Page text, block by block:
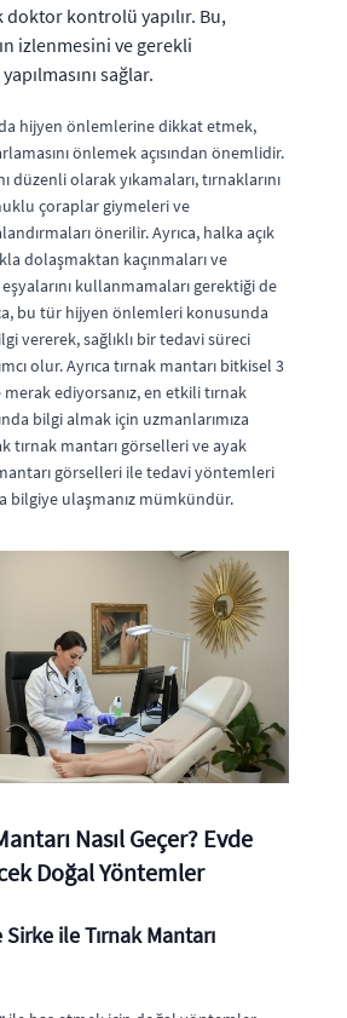
kontrolü yapılır. Bu,
izlenmesini ve gerekli
sağlar.
hijyen önlemlerine dikkat etmek,
önlemek açısından önemlidir.
düzenli olarak yıkamaları, tırnaklarını
çoraplar giymeleri ve
önerilir. Ayrıca, halka açık
dolaşmaktan kaçınmaları ve
kullanmamaları gerektiği de
bu tür hijyen önlemleri konusunda
vererek, sağlıklı bir tedavi süreci
olur. Ayrıca tırnak mantarı bitkisel 3
ediyorsanız, en etkili tırnak
bilgi almak için uzmanlarımıza
tırnak mantarı görselleri ve ayak
görselleri ile tedavi yöntemleri
bilgiye ulaşmanız mümkündür.
Nasıl Geçer? Evde
Doğal Yöntemler
ile Tırnak Mantarı